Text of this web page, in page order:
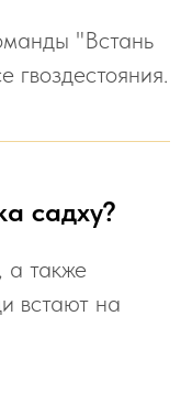
"Встань
гвоздестояния.
садху?
а также
встают на